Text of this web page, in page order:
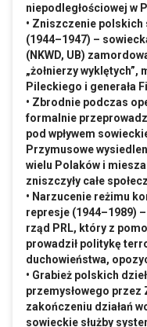
niepodległościowej w
• Zniszczenie
(1944–1947) –
(NKWD, UB)
„żołnierzy wyklętych”,
Pileckiego i generała
• Zbrodnie podczas
formalnie
pod wpływem
Przymusowe
wielu Polaków i
zniszczyły całe
• Narzucenie reżimu
represje (1944–1989)
rząd PRL, który z
prowadził politykę
duchowieństwa,
• Grabież polskich
przemysłowego przez
zakończeniu działań
sowieckie służby